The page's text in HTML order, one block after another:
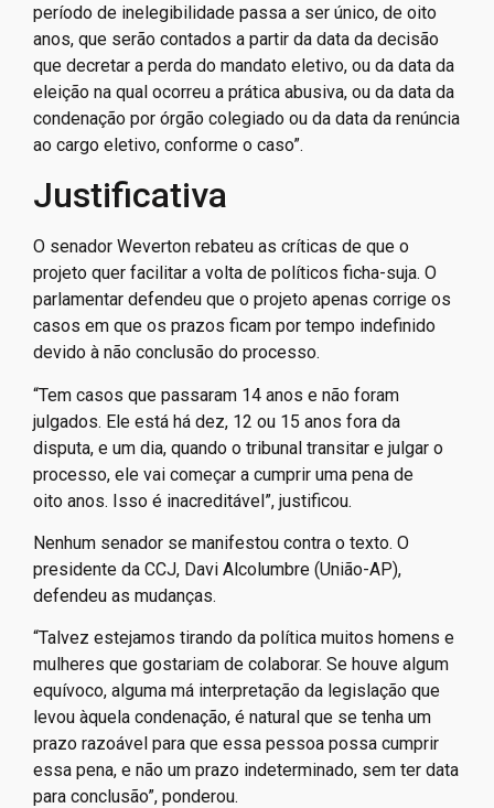
período de inelegibilidade passa a ser único, de oito
anos, que serão contados a partir da data da decisão
que decretar a perda do mandato eletivo, ou da data da
eleição na qual ocorreu a prática abusiva, ou da data da
condenação por órgão colegiado ou da data da renúncia
ao cargo eletivo, conforme o caso”.
Justificativa
O senador Weverton rebateu as críticas de que o
projeto quer facilitar a volta de políticos ficha-suja. O
parlamentar defendeu que o projeto apenas corrige os
casos em que os prazos ficam por tempo indefinido
devido à não conclusão do processo.
“Tem casos que passaram 14 anos e não foram
julgados. Ele está há dez, 12 ou 15 anos fora da
disputa, e um dia, quando o tribunal transitar e julgar o
processo, ele vai começar a cumprir uma pena de
oito anos. Isso é inacreditável”, justificou.
Nenhum senador se manifestou contra o texto. O
presidente da CCJ, Davi Alcolumbre (União-AP),
defendeu as mudanças.
“Talvez estejamos tirando da política muitos homens e
mulheres que gostariam de colaborar. Se houve algum
equívoco, alguma má interpretação da legislação que
levou àquela condenação, é natural que se tenha um
prazo razoável para que essa pessoa possa cumprir
essa pena, e não um prazo indeterminado, sem ter data
para conclusão”, ponderou.